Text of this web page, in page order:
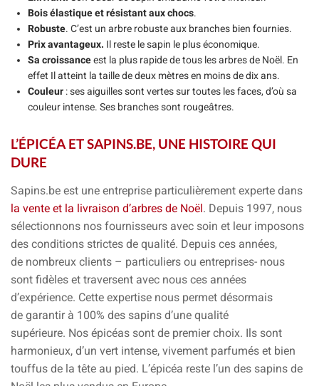
Bois élastique et résistant aux chocs.
Robuste. C’est un arbre robuste aux branches bien fournies.
Prix avantageux. Il reste le sapin le plus économique.
Sa croissanceest la plus rapide de tous les arbresde Noël. En
effet Il atteint la taille de deux mètres en moins de dix ans.
Couleur :ses aiguilles sont vertes sur toutes les faces, d’où sa
couleur intense. Ses branches sont rougeâtres.
L’ÉPICÉA ET SAPINS.BE, UNE HISTOIRE QUI
DURE
Sapins.be est une entreprise particulièrement experte dans
la vente et la livraison d’arbres de Noël. Depuis 1997, nous
sélectionnons nos fournisseurs avec soin et leur imposons
des conditions strictes de qualité. Depuis ces années,
de nombreux clients – particuliers ou entreprises- nous
sont fidèles et traversent avec nous ces années
d’expérience. Cette expertise nous permet désormais
de garantir à 100% des sapins d’une qualité
supérieure. Nos épicéas sont de premier choix. Ils sont
harmonieux, d’un vert intense, vivement parfumés et bien
touffus de la tête au pied. L’épicéa reste l’un des sapins de